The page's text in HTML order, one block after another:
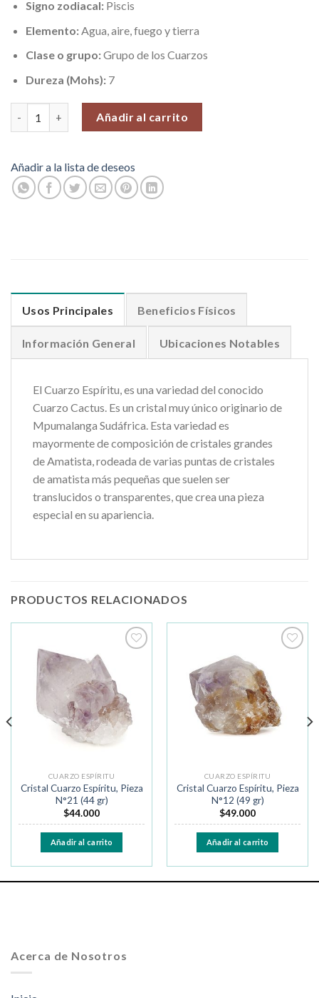
Signo zodiacal: Piscis
Elemento: Agua, aire, fuego y tierra
Clase o grupo:Grupo de los Cuarzos
Dureza (Mohs): 7
Cristal Cuarzo Espíritu, Pieza N°13 (95 gr) cantidad
Añadir al carrito
Añadir a la lista de deseos
Usos Principales Beneficios Físicos
Información General Ubicaciones Notables
El Cuarzo Espíritu, es una variedad del conocido
Cuarzo Cactus. Es un cristal muy único originario de
Mpumalanga Sudáfrica. Esta variedad es
mayormente de composición de cristales grandes
de Amatista, rodeada de varias puntas de cristales
de amatista más pequeñas que suelen ser
translucidos o transparentes, que crea una pieza
especial en su apariencia.
PRODUCTOS RELACIONADOS
deseos
CUARZO ESPÍRITU
Cristal Cuarzo Espíritu, Pieza
N°21 (44 gr)
$44.000
Añadir al carrito
CUARZO ESPÍRITU
Cristal Cuarzo Espíritu, Pieza
N°12 (49 gr)
$49.000
Añadir al carrito
Acerca de Nosotros